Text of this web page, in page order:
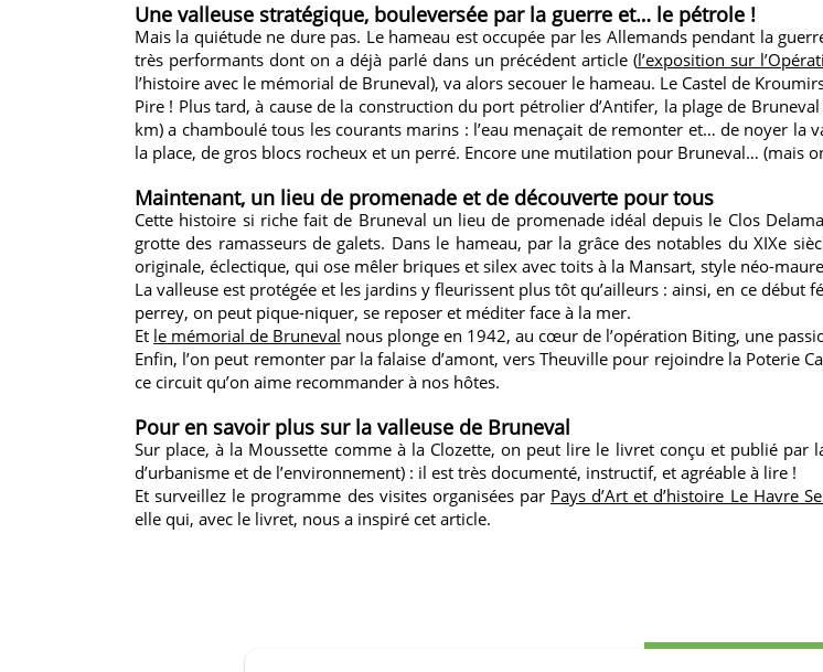
Une valleuse stratégique, bouleversée par la guerre et… le pétrole !
Mais la quiétude ne dure pas. Le hameau est occupée par les Allemands pendant la
très performants dont on a déjà parlé dans un précédent article (l’exposition sur
l’histoire avec le mémorial de Bruneval), va alors secouer le hameau. Le Castel de
Pire ! Plus tard, à cause de la construction du port pétrolier d’Antifer, la plage de
km) a chamboulé tous les courants marins : l’eau menaçait de remonter et… de noyer la
la place, de gros blocs rocheux et un perré. Encore une mutilation pour Bruneval… (mais
Maintenant, un lieu de promenade et de découverte pour tous
Cette histoire si riche fait de Bruneval un lieu de promenade idéal depuis le Clos
grotte des ramasseurs de galets. Dans le hameau, par la grâce des notables du XIXe
originale, éclectique, qui ose mêler briques et silex avec toits à la Mansart, style néo-
La valleuse est protégée et les jardins y fleurissent plus tôt qu’ailleurs : ainsi, en ce
perrey, on peut pique-niquer, se reposer et méditer face à la mer.
Et le mémorial de Bruneval nous plonge en 1942, au cœur de l’opération Biting, une
Enfin, l’on peut remonter par la falaise d’amont, vers Theuville pour rejoindre la Poterie
ce circuit qu’on aime recommander à nos hôtes.
Pour en savoir plus sur la valleuse de Bruneval
Sur place, à la Moussette comme à la Clozette, on peut lire le livret conçu et publié par
d’urbanisme et de l’environnement) : il est très documenté, instructif, et agréable à lire !
Et surveillez le programme des visites organisées par Pays d’Art et d’histoire Le Havre
elle qui, avec le livret, nous a inspiré cet article.